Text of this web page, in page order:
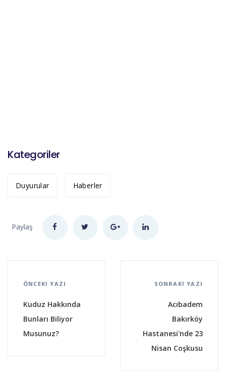
Kategoriler
Duyurular Haberler
Paylaş
ÖNCEKI YAZI
Kuduz Hakkında
Bunları Biliyor
Musunuz?
SONRAKI YAZI
Acıbadem
Bakırköy
Hastanesi'nde 23
Nisan Coşkusu